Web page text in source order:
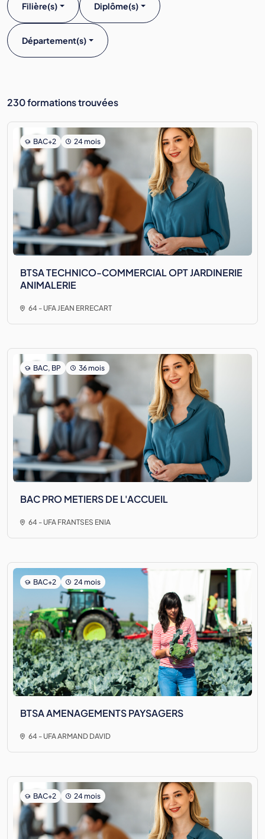
Filière(s) Diplôme(s)
Département(s)
230 formations trouvées
BAC+2 24 mois
BTSA TECHNICO-COMMERCIAL OPT JARDINERIE
ANIMALERIE
64 - UFA JEAN ERRECART
BAC, BP 36 mois
BAC PRO METIERS DE L'ACCUEIL
64 - UFA FRANTSES ENIA
BAC+2 24 mois
BTSA AMENAGEMENTS PAYSAGERS
64 - UFA ARMAND DAVID
BAC+2 24 mois